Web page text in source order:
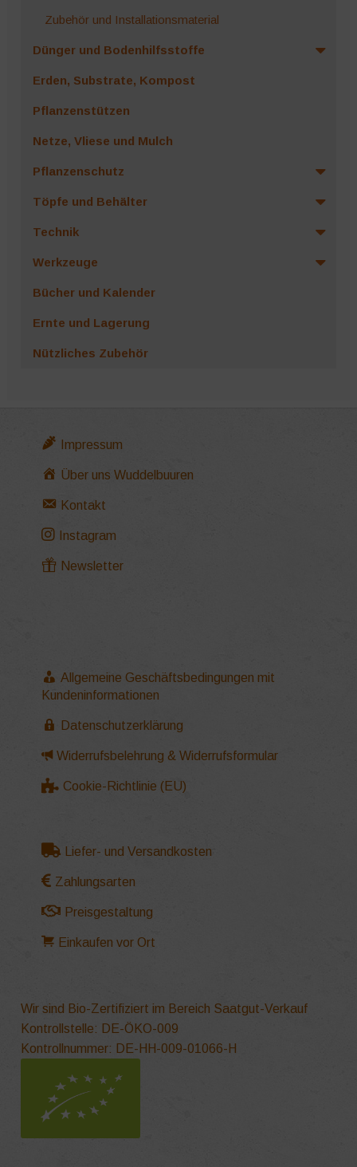
Zubehör und Installationsmaterial
Dünger und Bodenhilfsstoffe
Erden, Substrate, Kompost
Pflanzenstützen
Netze, Vliese und Mulch
Pflanzenschutz
Töpfe und Behälter
Technik
Werkzeuge
Bücher und Kalender
Ernte und Lagerung
Nützliches Zubehör
Impressum
Über uns Wuddelbuuren
Kontakt
Instagram
Newsletter
Allgemeine Geschäftsbedingungen mit
Kundeninformationen
Datenschutzerklärung
Widerrufsbelehrung & Widerrufsformular
Cookie-Richtlinie (EU)
Liefer- und Versandkosten
Zahlungsarten
Preisgestaltung
Einkaufen vor Ort
Wir sind Bio-Zertifiziert im Bereich Saatgut-Verkauf
Kontrollstelle: DE-ÖKO-009
Kontrollnummer: DE-HH-009-01066-H